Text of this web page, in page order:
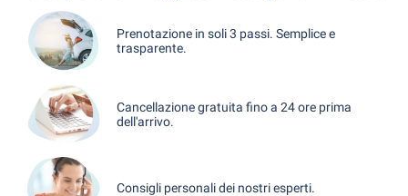
Prenotazione in soli 3 passi. Semplice e
trasparente.
Cancellazione gratuita fino a 24 ore prima
dell'arrivo.
Consigli personali dei nostri esperti.